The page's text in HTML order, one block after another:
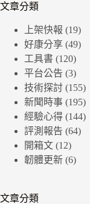
文章分類
上架快報 (19)
好康分享 (49)
工具書 (120)
平台公告 (3)
技術探討 (155)
新聞時事 (195)
經驗心得 (144)
評測報告 (64)
開箱文 (12)
韌體更新 (6)
文章分類